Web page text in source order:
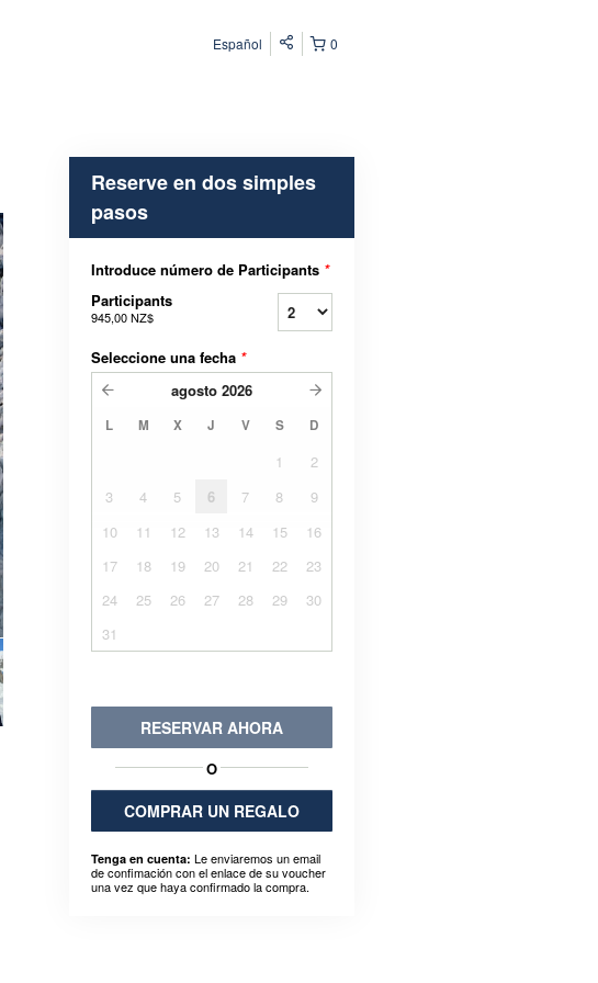
0
Español
Reserve en dos simples
pasos
Introduce número de Participants *
Participants
945,00 NZ$
Seleccione una fecha *
agosto 2026
L M X J V S D
1
2
3
4 5 6 7 8
9
10
11 12 13 14 15
16
17
18 19 20 21 22
23
24
25 26 27 28 29
30
31
RESERVAR AHORA
O
COMPRAR UN REGALO
Tenga en cuenta: Le enviaremos un email
de confimación con el enlace de su voucher
una vez que haya confirmado la compra.